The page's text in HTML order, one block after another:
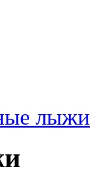
лыжи